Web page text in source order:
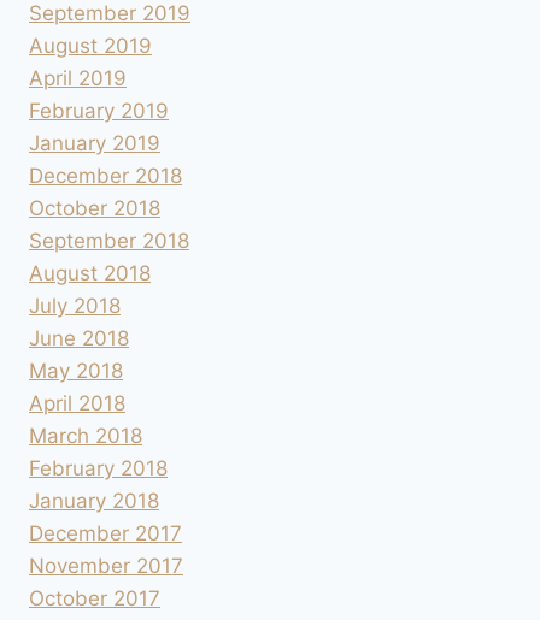
September 2019
August 2019
April 2019
February 2019
January 2019
December 2018
October 2018
September 2018
August 2018
July 2018
June 2018
May 2018
April 2018
March 2018
February 2018
January 2018
December 2017
November 2017
October 2017